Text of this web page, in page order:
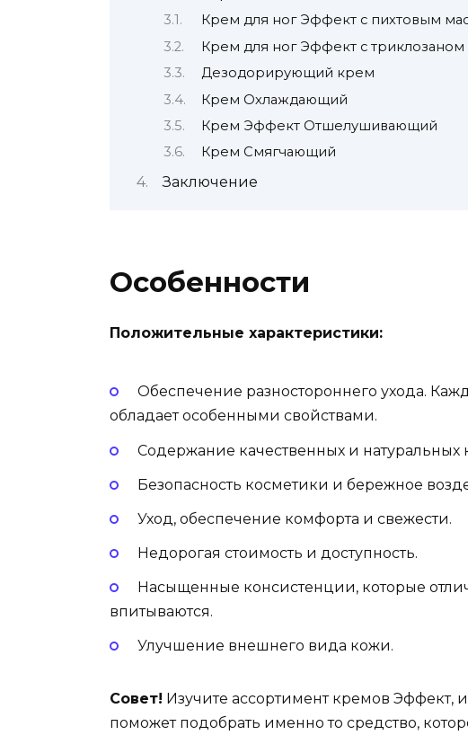
Крем для ног Эффект с пихтовым
Крем для ног Эффект с триклозаном
Дезодорирующий крем
Крем Охлаждающий
Крем Эффект Отшелушивающий
Крем Смягчающий
Заключение
Особенности
Положительные характеристики:
Обеспечение разностороннего ухода.
обладает особенными свойствами.
Содержание качественных и натуральных
Безопасность косметики и бережное
Уход, обеспечение комфорта и свежести.
Недорогая стоимость и доступность.
Насыщенные консистенции, которые
впитываются.
Улучшение внешнего вида кожи.
Совет! Изучите ассортимент кремов Эффект,
поможет подобрать именно то средство,